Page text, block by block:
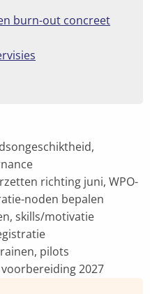
burn-out concreet
richting juni, WPO-
noden bepalen
skills/motivatie
pilots
2027